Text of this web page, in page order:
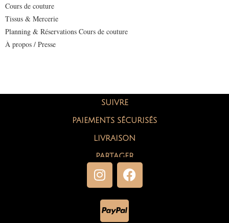
Cours de couture
Tissus & Mercerie
Planning & Réservations Cours de couture
À propos / Presse
SUIVRE
PAIEMENTS SÉCURISÉS
LIVRAISON
PARTAGER